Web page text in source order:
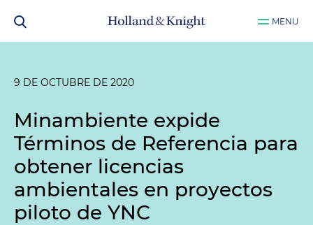
MENU
9 DE OCTUBRE DE 2020
Minambiente expide
Términos de Referencia para
obtener licencias
ambientales en proyectos
piloto de YNC